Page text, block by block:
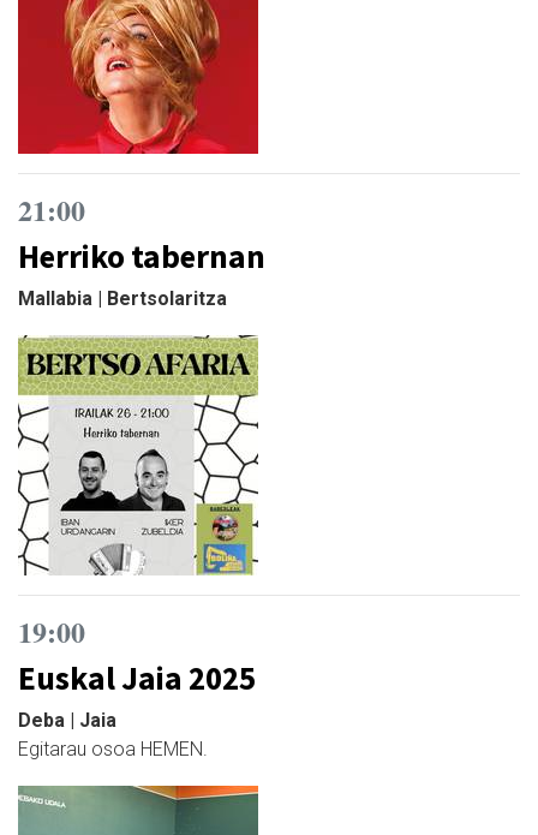
21:00
Herriko tabernan
Mallabia | Bertsolaritza
19:00
Euskal Jaia 2025
Deba | Jaia
Egitarau osoa HEMEN.